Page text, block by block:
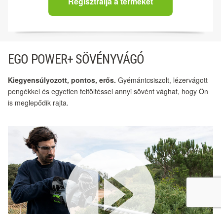
EGO POWER+ SÖVÉNYVÁGÓ
Kiegyensúlyozott, pontos, erős. Gyémántcsiszolt, lézervágott
pengékkel és egyetlen feltöltéssel annyi sövént vághat, hogy Ön
is meglepődik rajta.